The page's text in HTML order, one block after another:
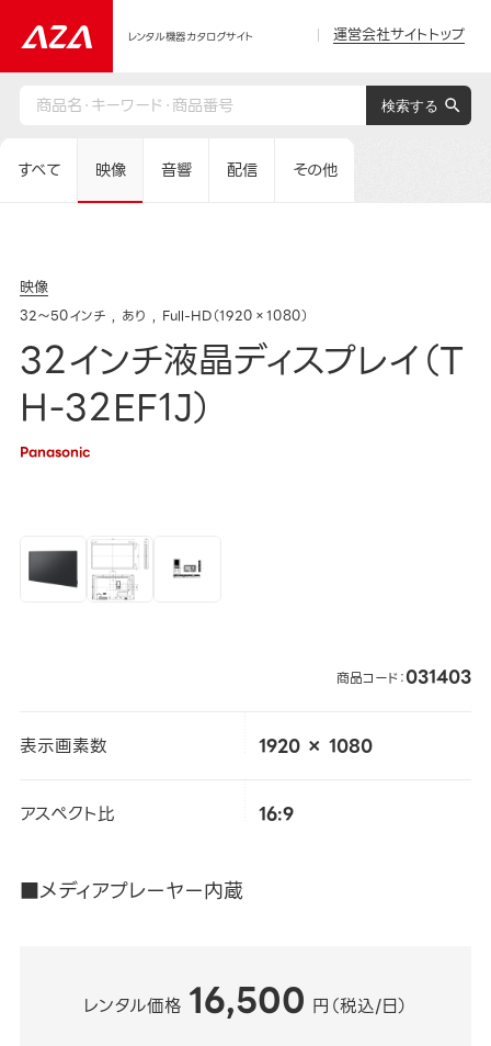
レンタル機器カタログサイト 運営会社サイトトップ
すべて 映像 音響 配信 その他
映像
32～50インチ あり Full-HD（1920×1080）
32インチ液晶ディスプレイ（T
H-32EF1J）
Panasonic
商品コード：031403
表示画素数 1920 × 1080
アスペクト比 16:9
■メディアプレーヤー内蔵
レンタル価格 16,500 円（税込/日）